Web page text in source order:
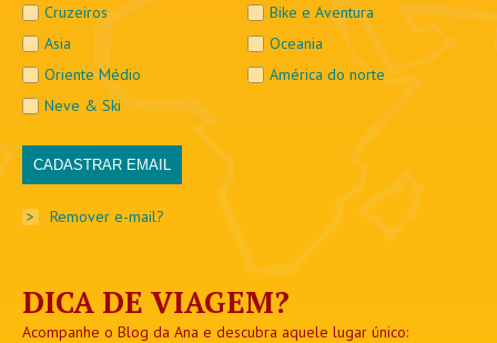
Cruzeiros
Bike e Aventura
Asia
Oceania
Oriente Médio
América do norte
Neve & Ski
> Remover e-mail?
DICA DE VIAGEM?
Acompanhe o Blog da Ana e descubra aquele lugar único: